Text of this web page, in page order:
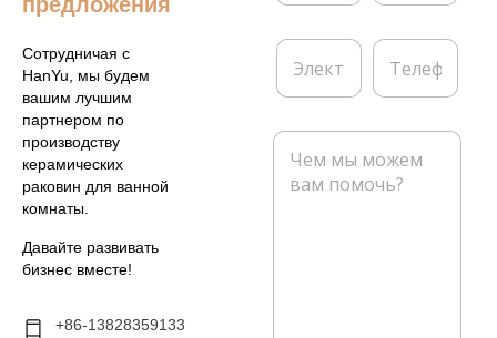
Сотрудничая с
HanYu, мы будем
вашим лучшим
партнером по
производству
керамических
раковин для ванной
комнаты.
Давайте развивать
бизнес вместе!
+86-13828359133
а
я
Э
е
т
Т
л
ф
о
н
С